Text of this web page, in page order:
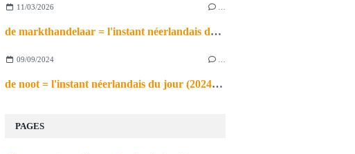
11/03/2026
de markthandelaar = l'instant néerlandais du jour (2026_03_11)
09/09/2024
de noot = l'instant néerlandais du jour (2024_09_09)
PAGES